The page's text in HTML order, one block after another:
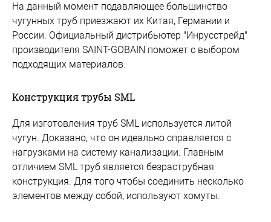
На данный момент подавляющее большинство
чугунных труб приезжают их Китая, Германии и
России. Официальный дистрибьютер "Инрусстрейд"
производителя SAINT-GOBAIN поможет с выбором
подходящих материалов.
Конструкция трубы SML
Для изготовления труб SML используется литой
чугун. Доказано, что он идеально справляется с
нагрузками на систему канализации. Главным
отличием SML труб является безраструбная
конструкция. Для того чтобы соединить несколько
элементов между собой, используют хомуты.